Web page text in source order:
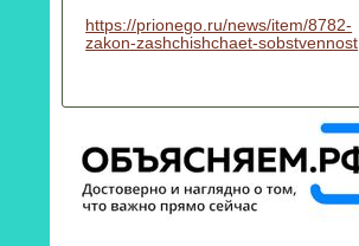
https://prionego.ru/news/item/8782-
zakon-zashchishchaet-sobstvennost